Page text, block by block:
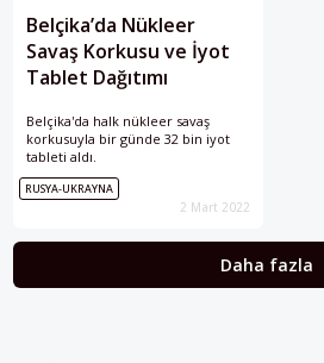
Belçika’da Nükleer
Savaş Korkusu ve İyot
Tablet Dağıtımı
Belçika'da halk nükleer savaş
korkusuyla bir günde 32 bin iyot
tableti aldı.
RUSYA-UKRAYNA
2 Mart 2022
Daha fazla